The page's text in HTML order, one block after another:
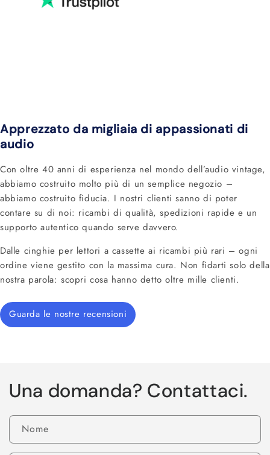
Apprezzato da migliaia di appassionati di
audio
Con oltre 40 anni di esperienza nel mondo dell’audio vintage,
abbiamo costruito molto più di un semplice negozio –
abbiamo costruito fiducia. I nostri clienti sanno di poter
contare su di noi: ricambi di qualità, spedizioni rapide e un
supporto autentico quando serve davvero.
Dalle cinghie per lettori a cassette ai ricambi più rari – ogni
ordine viene gestito con la massima cura. Non fidarti solo della
nostra parola: scopri cosa hanno detto oltre mille clienti.
Guarda le nostre recensioni
Una domanda? Contattaci.
Nome